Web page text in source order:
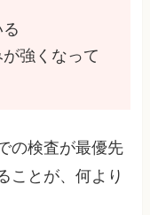
強くなって
の検査が最優先
ことが、何より